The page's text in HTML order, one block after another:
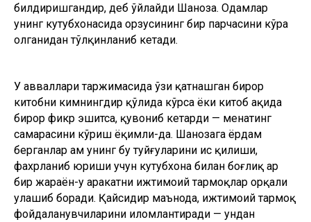
билдиришгандир, деб ўйлайди Шаҳноза. Oдамлар
унинг кутубхонасида орзусининг бир парчасини кўра
олганидан тўлқинланиб кетади.
У авваллари таржимасида ўзи қатнашган бирор
китобни кимнингдир қўлида кўрса ёки китоб ҳақида
бирор фикр эшитса, қувониб кетарди — меҳнатинг
самарасини кўриш ёқимли-да. Шаҳнозага ёрдам
берганлар ҳам унинг бу туйғуларини ҳис қилиши,
фахрланиб юриши учун кутубхона билан боғлиқ ҳар
бир жараён-у ҳаракатни ижтимоий тармоқлар орқали
улашиб боради. Қайсидир маънода, ижтимоий тармоқ
фойдаланувчиларини илҳомлантиради — ундан